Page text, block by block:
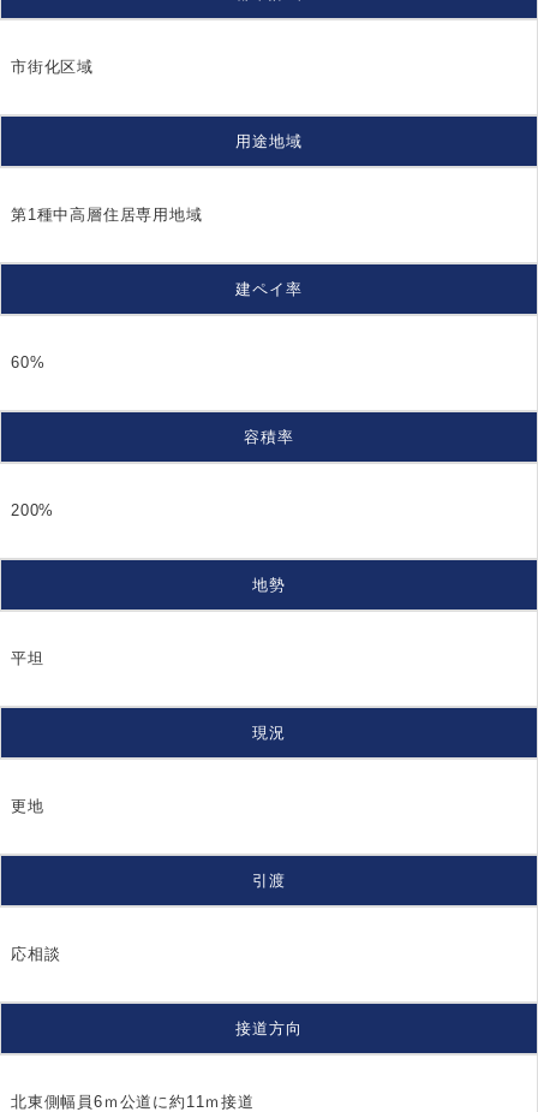
市街化区域
用途地域
第1種中高層住居専用地域
建ペイ率
60%
容積率
200%
地勢
平坦
現況
更地
引渡
応相談
接道方向
北東側幅員6ｍ公道に約11ｍ接道